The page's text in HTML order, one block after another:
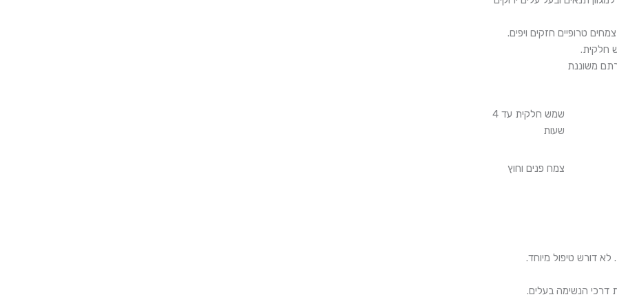
טרופיים חזקים ויפים.
חלקית.
משוננת
שמש חלקית עד 4
שעות
צמח פנים וחוץ
דורש טיפול מיוחד.
דרכי הנשימה בעלים.